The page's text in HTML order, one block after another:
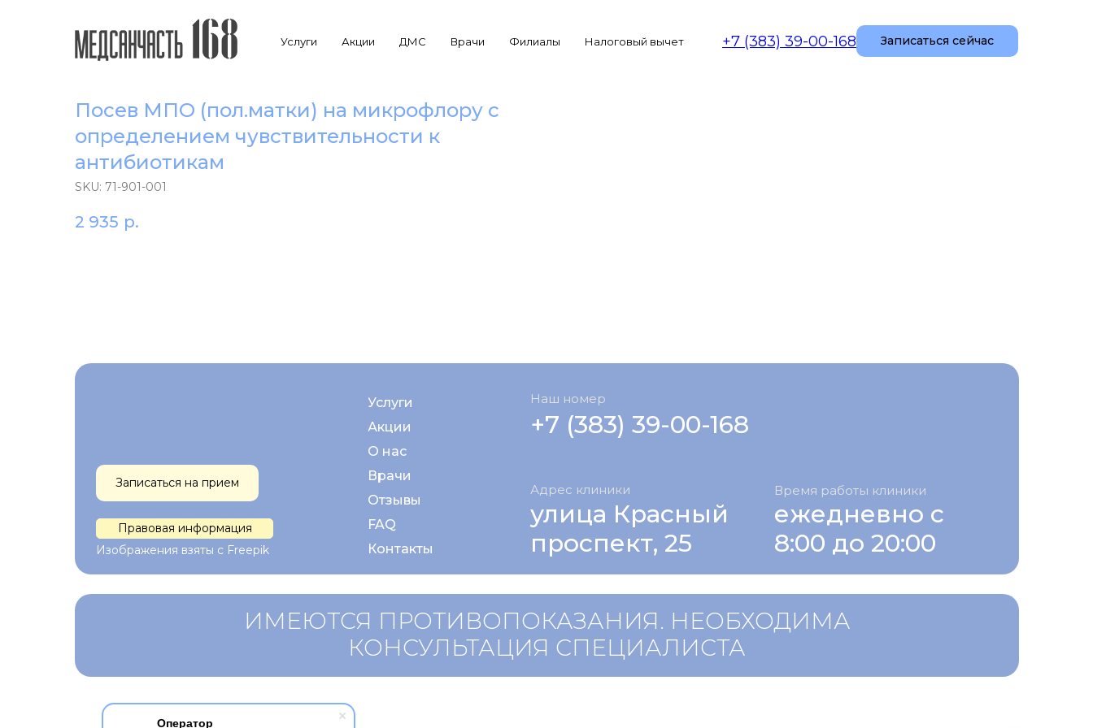
Оператор
Услуги Акции ДМС Врачи Филиалы Налоговый вычет +7 (383) 39-00-168 Записаться сейчас
Посев МПО (пол.матки) на микрофлору с
определением чувcтвительности к
антибиотикам
SKU: 71-901-001
2 935 р.
Услуги
Правовая информация
Акции
Врачи
О нас
+7 (383) 39-00-168
Отзывы
FAQ
Контакты
Наш номер
ежедневно с
8:00 до 20:00
Время работы клиники
Адрес клиники
улица Красный
проспект, 25
Записаться на прием
Изображения взяты с Freepik
ИМЕЮТСЯ ПРОТИВОПОКАЗАНИЯ. НЕОБХОДИМА
КОНСУЛЬТАЦИЯ СПЕЦИАЛИСТА